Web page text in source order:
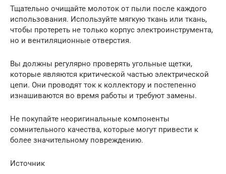
Тщательно очищайте молоток от пыли после каждого
использования. Используйте мягкую ткань или ткань,
чтобы протереть не только корпус электроинструмента,
но и вентиляционные отверстия.
Вы должны регулярно проверять угольные щетки,
которые являются критической частью электрической
цепи. Они проводят ток к коллектору и постепенно
изнашиваются во время работы и требуют замены.
Не покупайте неоригинальные компоненты
сомнительного качества, которые могут привести к
более значительному повреждению.
Источник